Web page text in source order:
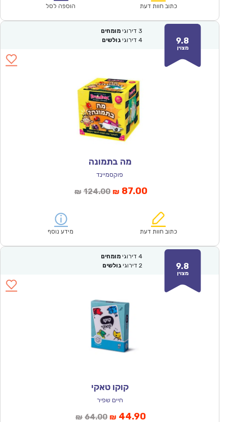
₪171.00.
כתוב חוות דעת הוספה לסל
9.8
מצוין
3 דירוגי מומחים
4 דירוגי גולשים
מה בתמונה
פוקסמיינד
₪ 124.00המחיר
₪124.00.
₪ 87.00המחיר
הוא:
כתוב חוות דעת מידע נוסף
9.8
מצוין
4 דירוגי מומחים
2 דירוגי גולשים
קוקו טאקי
חיים שפיר
₪ 64.00המחיר
₪ 44.90המחיר